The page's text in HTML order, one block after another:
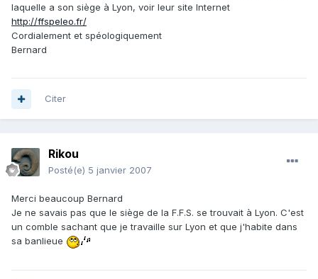
laquelle a son siège à Lyon, voir leur site Internet
http://ffspeleo.fr/
Cordialement et spéologiquement
Bernard
Citer
Rikou
Posté(e) 5 janvier 2007
Merci beaucoup Bernard
Je ne savais pas que le siège de la F.F.S. se trouvait à Lyon. C'est
un comble sachant que je travaille sur Lyon et que j'habite dans
sa banlieue